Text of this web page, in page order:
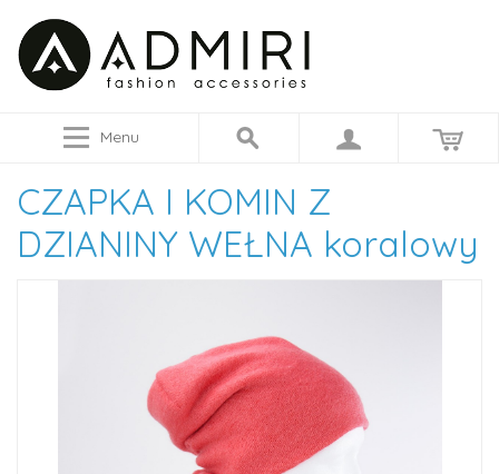
Menu
CZAPKA I KOMIN Z
DZIANINY WEŁNA koralowy